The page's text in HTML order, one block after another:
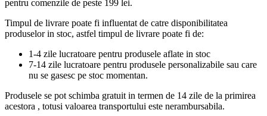
pentru comenzile de peste 199 lei.
Timpul de livrare poate fi influentat de catre disponibilitatea
produselor in stoc, astfel timpul de livrare poate fi de:
1-4 zile lucratoare pentru produsele aflate in stoc
7-14 zile lucratoare pentru produsele personalizabile sau care
nu se gasesc pe stoc momentan.
Produsele se pot schimba gratuit in termen de 14 zile de la primirea
acestora , totusi valoarea transportului este nerambursabila.